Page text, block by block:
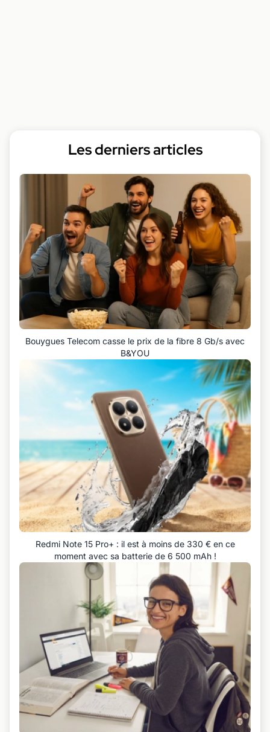
Les derniers articles
Bouygues Telecom casse le prix de la fibre 8 Gb/s avec
B&YOU
Redmi Note 15 Pro+ : il est à moins de 330 € en ce
moment avec sa batterie de 6 500 mAh !